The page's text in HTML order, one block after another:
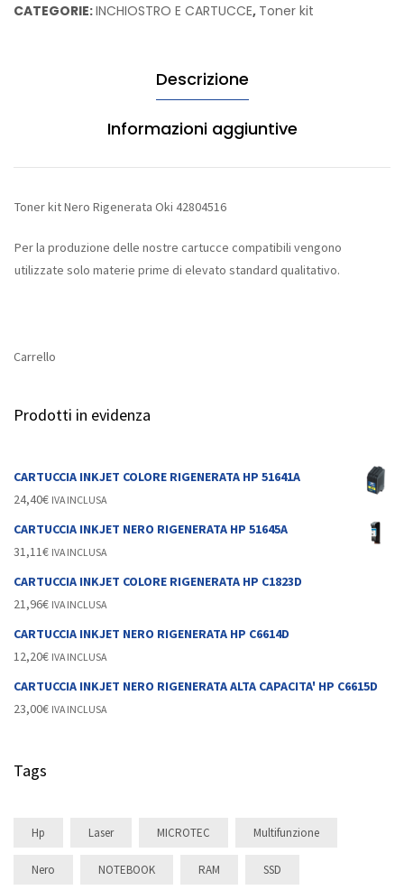
Oki
CATEGORIE:INCHIOSTRO E CARTUCCE, Toner kit
Descrizione
Informazioni aggiuntive
Toner kit Nero Rigenerata Oki 42804516
Per la produzione delle nostre cartucce compatibili vengono
utilizzate solo materie prime di elevato standard qualitativo.
Carrello
Prodotti in evidenza
CARTUCCIA INKJET COLORE RIGENERATA HP 51641A
24,40€ IVA INCLUSA
CARTUCCIA INKJET NERO RIGENERATA HP 51645A
31,11€ IVA INCLUSA
CARTUCCIA INKJET COLORE RIGENERATA HP C1823D
21,96€ IVA INCLUSA
CARTUCCIA INKJET NERO RIGENERATA HP C6614D
12,20€ IVA INCLUSA
CARTUCCIA INKJET NERO RIGENERATA ALTA CAPACITA' HP C6615D
23,00€ IVA INCLUSA
Tags
Hp Laser MICROTEC Multifunzione
Nero NOTEBOOK RAM SSD